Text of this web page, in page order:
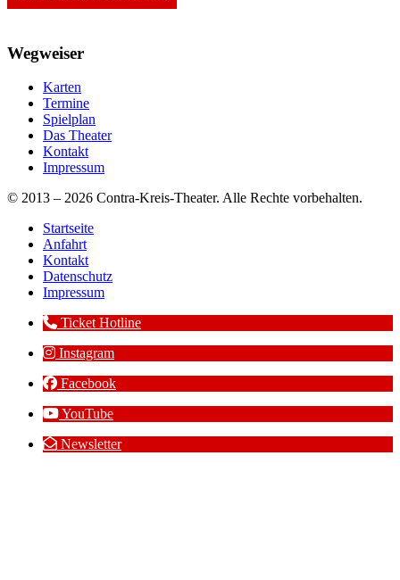
Wegweiser
Karten
Termine
Spielplan
Das Theater
Kontakt
Impressum
© 2013 – 2026 Contra-Kreis-Theater. Alle Rechte vorbehalten.
Startseite
Anfahrt
Kontakt
Datenschutz
Impressum
Ticket Hotline
Instagram
Facebook
YouTube
Newsletter